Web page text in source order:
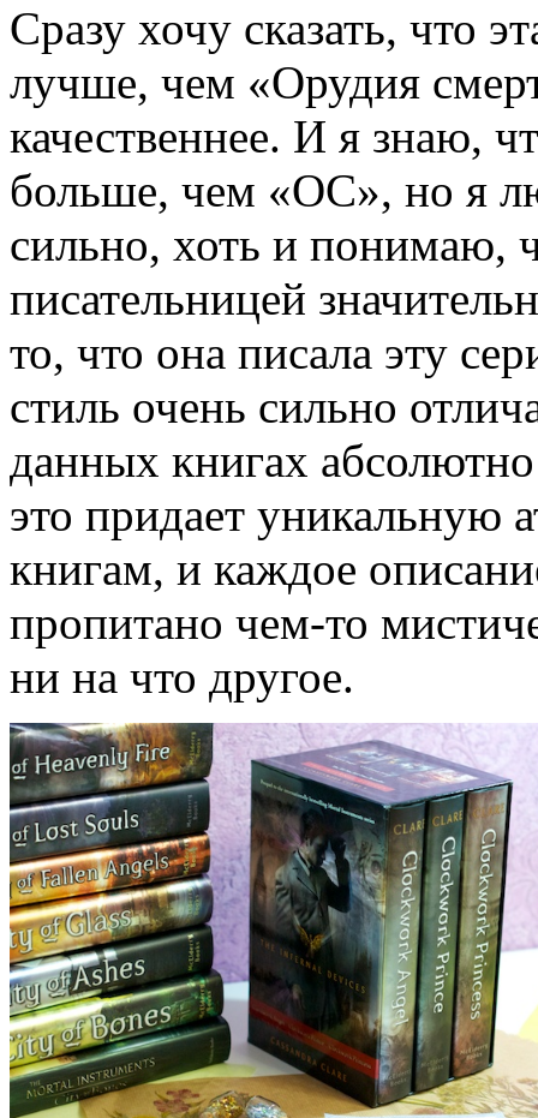
Сразу хочу сказать, что
лучше, чем «Орудия
качественнее. И я знаю,
больше, чем «ОС», но я
сильно, хоть и понимаю,
писательницей
то, что она писала эту
стиль очень сильно
данных книгах
это придает уникальную
книгам, и каждое
пропитано чем-то
ни на что другое.